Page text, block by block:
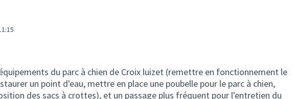
du parc à chien de Croix luizet (remettre en fonctionnement le
un point d'eau, mettre en place une poubelle pour le parc à chien,
des sacs à crottes), et un passage plus fréquent pour l'entretien du